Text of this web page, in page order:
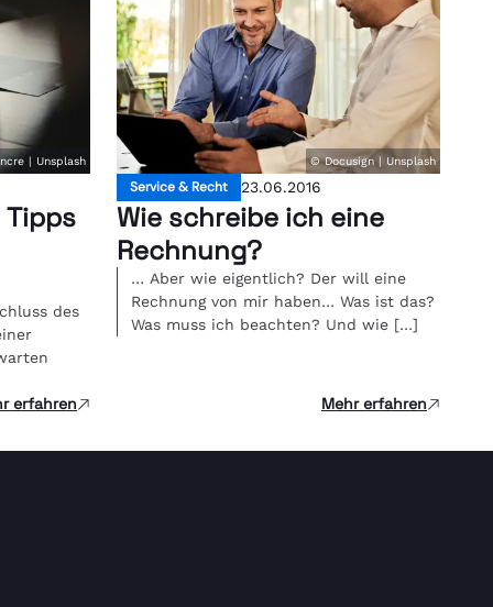
| Unsplash
des
erfahren
© Docusign | Unsplash
Service & Recht 23.06.2016
Wie schreibe ich eine
Rechnung?
… Aber wie eigentlich? Der will eine
Rechnung von mir haben… Was ist das?
Was muss ich beachten? Und wie […]
Mehr erfahren